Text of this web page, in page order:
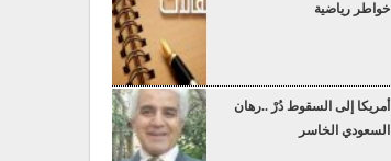
خواطر رياضية
أمريكا إلى السقوط دُرْ ..رهان
السعودي الخاسر